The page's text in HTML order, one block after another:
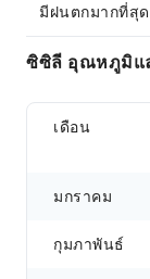
มีฝนตกมากที่สุ
ซิซิลี อุณหภูมิแ
เดือน
มกราคม
กุมภาพันธ์